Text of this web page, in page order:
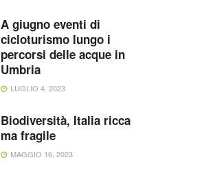
A giugno eventi di
cicloturismo lungo i
percorsi delle acque in
Umbria
LUGLIO 4, 2023
Biodiversità, Italia ricca
ma fragile
MAGGIO 16, 2023